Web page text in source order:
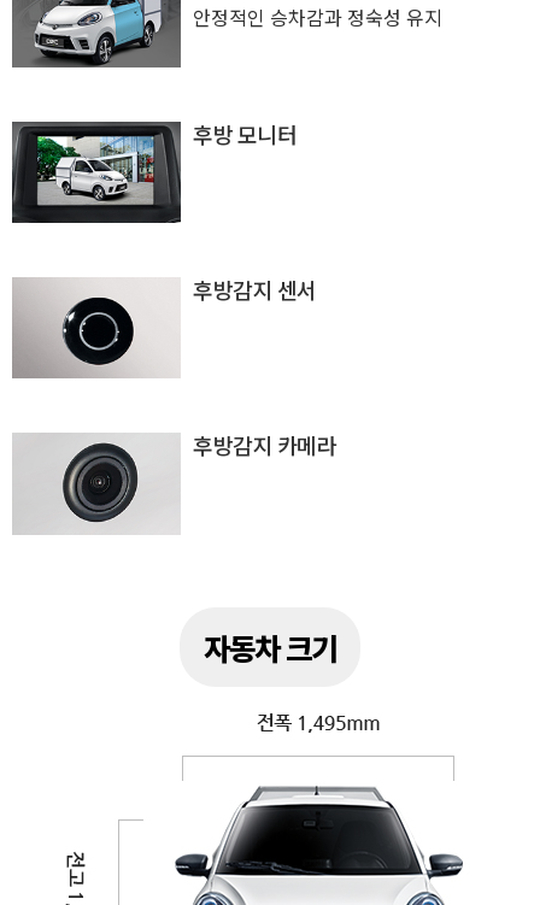
안정적인 승차감과 정숙성 유지
후방 모니터
후방감지 센서
후방감지 카메라
자동차 크기